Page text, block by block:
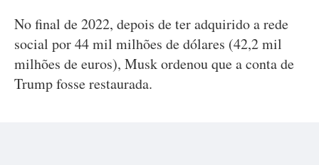
No final de 2022, depois de ter adquirido a rede
social por 44 mil milhões de dólares (42,2 mil
milhões de euros), Musk ordenou que a conta de
Trump fosse restaurada.